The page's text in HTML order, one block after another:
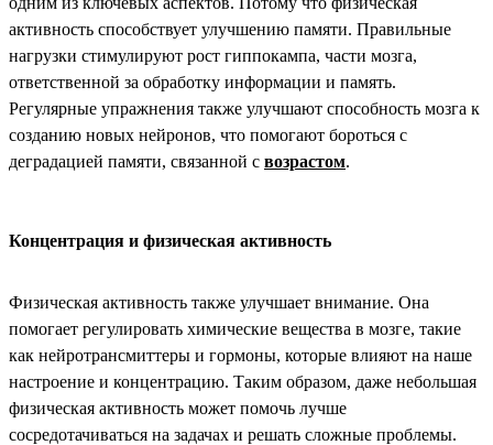
активность способствует улучшению памяти. Правильные
нагрузки стимулируют рост гиппокампа, части мозга,
ответственной за обработку информации и память.
Регулярные упражнения также улучшают способность мозга к
созданию новых нейронов, что помогают бороться с
деградацией памяти, связанной с возрастом.
Концентрация и физическая активность
Физическая активность также улучшает внимание. Она
помогает регулировать химические вещества в мозге, такие
как нейротрансмиттеры и гормоны, которые влияют на наше
настроение и концентрацию. Таким образом, даже небольшая
физическая активность может помочь лучше
сосредотачиваться на задачах и решать сложные проблемы.